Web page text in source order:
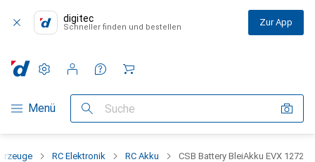
digitec
Schneller finden und bestellen Zur App
Navigation nach Kategorien
Menü Suche
Einstellungen
Kundenkonto
Vergleichslisten
Merklisten
Warenkorb
RC Elektronik RC Akku CSB Battery BleiAkku EVX 1272